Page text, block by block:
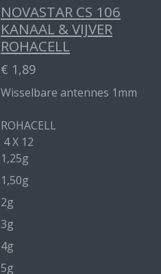
NOVASTAR CS 106
KANAAL & VIJVER
ROHACELL
€ 1,89
Wisselbare antennes 1mm
ROHACELL
4 X 12
1,25g
1,50g
2g
3g
4g
5g